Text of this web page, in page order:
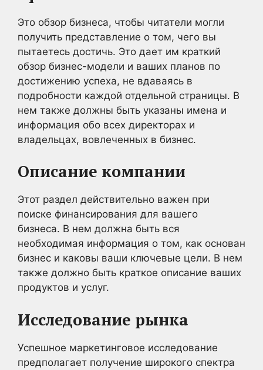
Это обзор бизнеса, чтобы читатели могли
получить представление о том, чего вы
пытаетесь достичь. Это дает им краткий
обзор бизнес-модели и ваших планов по
достижению успеха, не вдаваясь в
подробности каждой отдельной страницы. В
нем также должны быть указаны имена и
информация обо всех директорах и
владельцах, вовлеченных в бизнес.
Описание компании
Этот раздел действительно важен при
поиске финансирования для вашего
бизнеса. В нем должна быть вся
необходимая информация о том, как основан
бизнес и каковы ваши ключевые цели. В нем
также должно быть краткое описание ваших
продуктов и услуг.
Исследование рынка
Успешное маркетинговое исследование
предполагает получение широкого спектра